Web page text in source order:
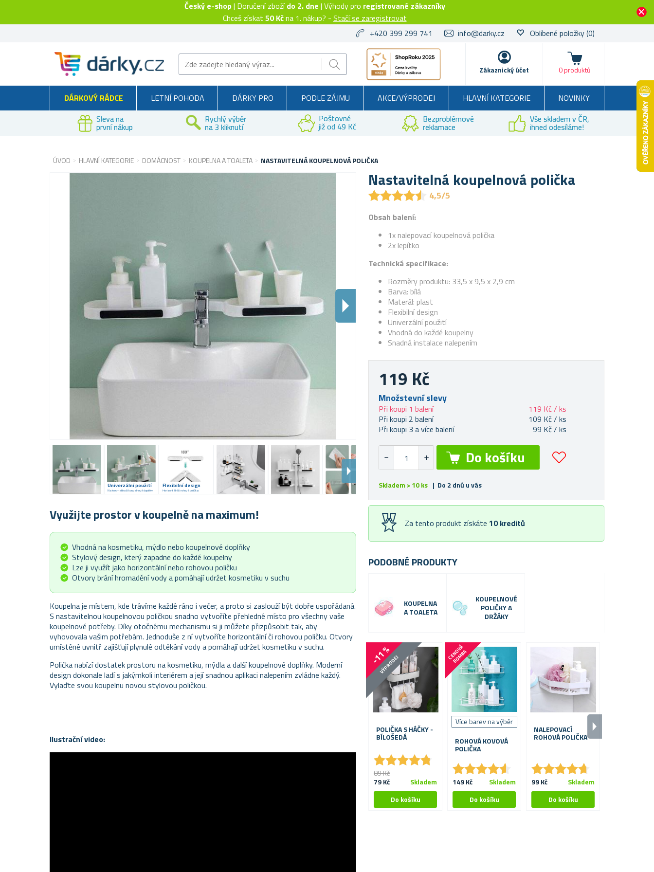
Český e-shop| Doručení zbožído 2. dne | Výhody pro registrované zákazníky
Chceš získat 50 Kčna 1. nákup? - Stačí se zaregistrovat
+420 399 299 741
info@darky.cz Oblíbené položky(0)
Zákaznický účet
Košík
0 produktů
DÁRKOVÝ RÁDCE LETNÍ POHODA DÁRKY PRO PODLE ZÁJMU AKCE/VÝPRODEJ HLAVNÍ KATEGORIE
NOVINKY
Sleva na
první nákup
Rychlý výběr
na 3 kliknutí
Poštovné
již od 49 Kč
Bezproblémové
reklamace
Vše skladem v ČR,
ihned odesíláme!
ÚVOD HLAVNÍ KATEGORIE DOMÁCNOST KOUPELNA A TOALETA NASTAVITELNÁ KOUPELNOVÁ POLIČKA
Nastavitelná koupelnová polička
★★★★★
★★★★★ 4,5/5
Univerzální použití
Na kosmetiku či koupelnové doplňky
Flexibilní design
Horizontální či rohová polička
Obsah balení:
1x nalepovací koupelnová polička
2x lepítko
Technická specifikace:
Rozměry produktu: 33,5 x 9,5 x 2,9 cm
Barva: bílá
Materál: plast
Flexibilní design
Univerzální použití
Vhodná do každé koupelny
Snadná instalace nalepením
119 Kč
Množstevní slevy
Při koupi 1 balení
119 Kč / ks
Při koupi 2 balení
109 Kč / ks
Při koupi 3 a více balení
99 Kč / ks
Skladem > 10 ks | Do 2 dnů u vás
Za tento produkt získáte 10 kreditů
Využijte prostor v koupelně na maximum!
Vhodná na kosmetiku, mýdlo nebo koupelnové doplňky
Stylový design, který zapadne do každé koupelny
Lze ji využít jako horizontální nebo rohovou poličku
Otvory brání hromadění vody a pomáhají udržet kosmetiku v suchu
Koupelna je místem, kde trávíme každé ráno i večer, a proto si zaslouží být dobře uspořádaná.
S nastavitelnou koupelnovou poličkou snadno vytvoříte přehledné místo pro všechny vaše
koupelnové potřeby. Díky otočnému mechanismu si ji můžete přizpůsobit tak, aby
vyhovovala vašim potřebám. Jednoduše z ní vytvoříte horizontální či rohovou poličku. Otvory
umístěné uvnitř zajišťují plynulé odtékání vody a pomáhají udržet kosmetiku v suchu.
Polička nabízí dostatek prostoru na kosmetiku, mýdla a další koupelnové doplňky. Moderní
design dokonale ladí s jakýmkoli interiérem a její snadnou aplikaci nalepením zvládne každý.
Vylaďte svou koupelnu novou stylovou poličkou.
Ilustrační video:
PODOBNÉ PRODUKTY
KOUPELNA
A TOALETA
KOUPELNOVÉ
POLIČKY A
DRŽÁKY
-11 %
VÝPRODEJ
POLIČKA S HÁČKY -
BÍLOŠEDÁ
★★★★★
★★★★★
89 Kč
79 Kč
Skladem
C
E
N
O
V
Á
B
O
M
B
A
Více barev na výběr
ROHOVÁ KOVOVÁ
POLIČKA
★★★★★
★★★★★
149 Kč Skladem
NALEPOVACÍ
ROHOVÁ POLIČKA
★★★★★
★★★★★
99 Kč Skladem